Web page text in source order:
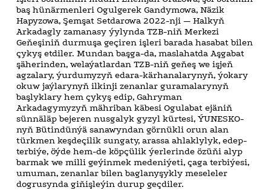
baş hünärmenleri Ogulgerek Gandymowa, Näzik
Hapyzowa, Şemşat Setdarowa 2022-nji — Halkyň
Arkadagly zamanasy ýylynda TZB-niň Merkezi
Geňeşiniň durmuşa geçiren işleri barada hasabat bilen
çykyş etdiler. Mundan başga-da, maslahatda Aşgabat
şäherinden, welaýatlardan TZB-niň geňeş we işjeň
agzalary, ýurdumyzyň edara-kärhanalarynyň, ýokary
okuw jaýlarynyň ilkinji zenanlar guramalarynyň
başlyklary hem çykyş edip, Gahryman
Arkadagymyzyň mähriban käbesi Ogulabat ejäniň
sünnäläp bejeren nusgalyk gyzyl kürtesi, ÝUNESKO-
nyň Bütindünýä sanawyndan görnükli orun alan
türkmen keşdeçilik sungaty, arassa ahlaklylyk, edep-
terbiýe, öýde hem-de köpçülik ýerlerinde özüňi alyp
barmak we milli geýinmek medeniýeti, çaga terbiýesi,
umuman, zenanlar bilen baglanyşykly meseleler
dogrusynda giňişleýin durup geçdiler.